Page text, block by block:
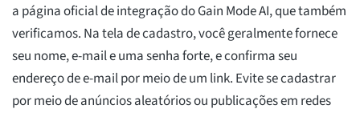
a página oficial de integração do Gain Mode AI, que também
verificamos. Na tela de cadastro, você geralmente fornece
seu nome, e-mail e uma senha forte, e confirma seu
endereço de e-mail por meio de um link. Evite se cadastrar
por meio de anúncios aleatórios ou publicações em redes